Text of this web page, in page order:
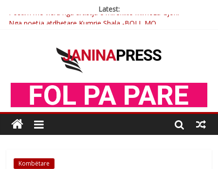
Latest:
Postim me vlera nga artistja e mirëfilltë Mimoza Gjoni
Nga poetja atdhetare Kumrie Shala -BOLL MO
Çlirimtari Mentor Mushkolaj nderohet me mirenjohje nga
Xhevdet Qeriqi Dega e invalidëve në Fushë Kosovë
Kombëtare